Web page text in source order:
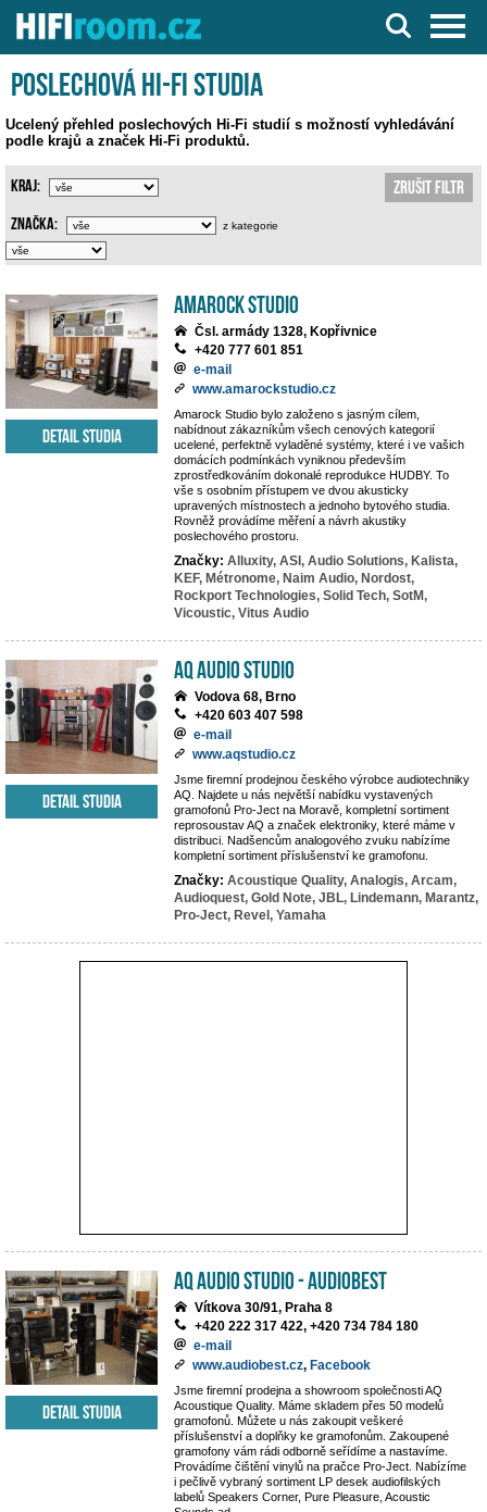
Server o Hi-Fi a AV technice
Poslechová Hi-Fi studia
Ucelený přehled poslechových Hi-Fi studií s možností vyhledávání
podle krajů a značek Hi-Fi produktů.
Zrušit filtr
Kraj:
Značka: z kategorie
Amarock Studio
Čsl. armády 1328, Kopřivnice
+420 777 601 851
e-mail
www.amarockstudio.cz
Amarock Studio bylo založeno s jasným cílem,
nabídnout zákazníkům všech cenových kategorií
ucelené, perfektně vyladěné systémy, které i ve vašich
domácích podmínkách vyniknou především
zprostředkováním dokonalé reprodukce HUDBY. To
vše s osobním přístupem ve dvou akusticky
upravených místnostech a jednoho bytového studia.
Rovněž provádíme měření a návrh akustiky
poslechového prostoru.
Značky: Alluxity, ASI, Audio Solutions, Kalista,
KEF, Métronome, Naim Audio, Nordost,
Rockport Technologies, Solid Tech, SotM,
Vicoustic, Vitus Audio
Detail studia
AQ audio studio
Vodova 68, Brno
+420 603 407 598
e-mail
www.aqstudio.cz
Jsme firemní prodejnou českého výrobce audiotechniky
AQ. Najdete u nás největší nabídku vystavených
gramofonů Pro-Ject na Moravě, kompletní sortiment
reprosoustav AQ a značek elektroniky, které máme v
distribuci. Nadšencům analogového zvuku nabízíme
kompletní sortiment příslušenství ke gramofonu.
Značky: Acoustique Quality, Analogis, Arcam,
Audioquest, Gold Note, JBL, Lindemann, Marantz,
Pro-Ject, Revel, Yamaha
Detail studia
AQ Audio Studio - Audiobest
Vítkova 30/91, Praha 8
+420 222 317 422, +420 734 784 180
e-mail
www.audiobest.cz, Facebook
Jsme firemní prodejna a showroom společnosti AQ
Acoustique Quality. Máme skladem přes 50 modelů
gramofonů. Můžete u nás zakoupit veškeré
příslušenství a doplňky ke gramofonům. Zakoupené
gramofony vám rádi odborně seřídíme a nastavíme.
Provádíme čištění vinylů na pračce Pro-Ject. Nabízíme
i pečlivě vybraný sortiment LP desek audiofilských
labelů Speakers Corner, Pure Pleasure, Acoustic
Detail studia